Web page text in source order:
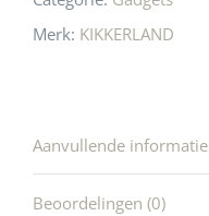
Merk: KIKKERLAND
Aanvullende informatie
Beoordelingen (0)